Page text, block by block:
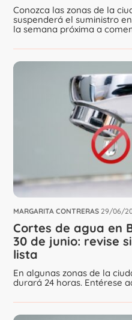
Conozca las zonas de la
suspenderá el suministro
la semana próxima a
MARGARITA CONTRERAS 29/06/
Cortes de agua en
30 de junio: revise
lista
En algunas zonas de la
durará 24 horas. Entérese